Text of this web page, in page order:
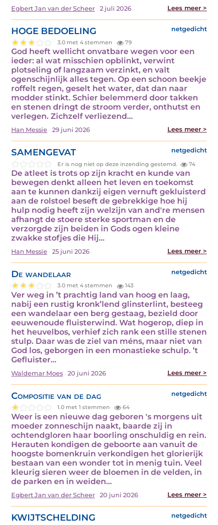
Egbert Jan van der Scheer 2 juli 2026 Lees meer >
HOGE BEDOELING netgedicht
3.0 met 4 stemmen 79
God heeft wellicht onvatbare wegen voor een
ieder: al wat misschien opblinkt, verwint
plotseling of langzaam verzinkt, en valt
ogenschijnlijk alles tegen. Op een schoon beekje
roffelt regen, geselt het water, dat dan naar
modder stinkt. Schier belemmerd door takken
en stenen dringt de stroom verder, onthutst en
verlegen. Zichzelf verliezend…
Han Messie 29 juni 2026 Lees meer >
SAMENGEVAT netgedicht
Er is nog niet op deze inzending gestemd. 74
De atleet is trots op zijn kracht en kunde van
bewegen denkt alleen het leven en toekomst
aan te kunnen dankzij eigen vernuft gekluisterd
aan de rolstoel beseft de gebrekkige hoe hij
hulp nodig heeft zijn welzijn van and're mensen
afhangt de stoere sterke sportman en de
verzorgde zijn beiden in Gods ogen kleine
zwakke stofjes die Hij…
Han Messie 25 juni 2026 Lees meer >
De wandelaar netgedicht
3.0 met 4 stemmen 143
Ver weg in ’t prachtig land van hoog en laag,
nabij een rustig kronk’lend glinsterlint, besteeg
een wandelaar een berg gestaag, bezield door
eeuwenoude fluisterwind. Wat hogerop, diep in
het heuvelbos, verhief zich rank een stille stenen
stulp. Daar was de ziel van méns, maar niet van
God los, geborgen in een monastieke schulp. ’t
Gefluister…
Waldemar Moes 20 juni 2026 Lees meer >
Compositie van de dag netgedicht
1.0 met 1 stemmen 64
Weer is een nieuwe dag geboren 's morgens uit
moeder zonneschijn naakt, baarde zij in
ochtendgloren haar boorling onschuldig en rein.
Herauten kondigen de geboorte aan vanuit de
hoogste bomenkruin verkondigen het glorierijk
bestaan van een wonder tot in menig tuin. Veel
kleurig sieren weer de bloemen in de velden, in
de parken en in weiden…
Egbert Jan van der Scheer 20 juni 2026 Lees meer >
KWIJTSCHELDING netgedicht